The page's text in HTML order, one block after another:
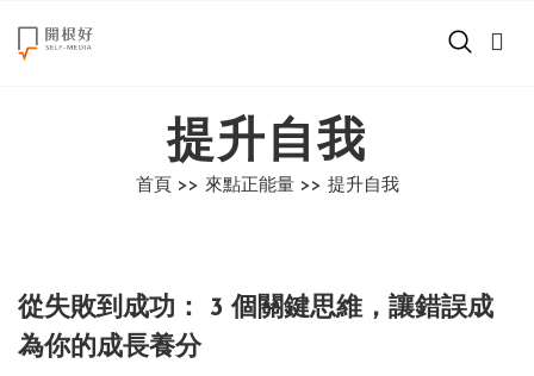
世界在想什麼
職場商業經濟
提升自我
首頁 >> 來點正能量 >> 提升自我
從失敗到成功： 3 個關鍵思維，讓錯誤成
為你的成長養分